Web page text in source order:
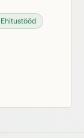
Ehitustööd